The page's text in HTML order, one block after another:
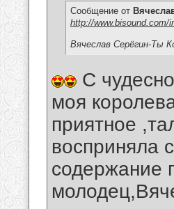
Сообщение от
http://www.bisound.com/
Вячеслав Серёгин-Ты
С
моя
приятное
восприняла
содержание